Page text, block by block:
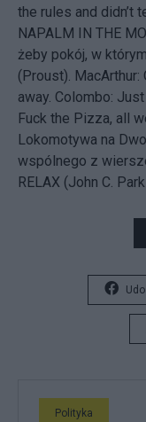
the rules and didn’t
NAPALM IN THE
żeby pokój, w
(Proust).
away. Colombo:
Fuck the Pizza, all
Lokomotywa na
wspólnego z
RELAX (John C.
Polityka